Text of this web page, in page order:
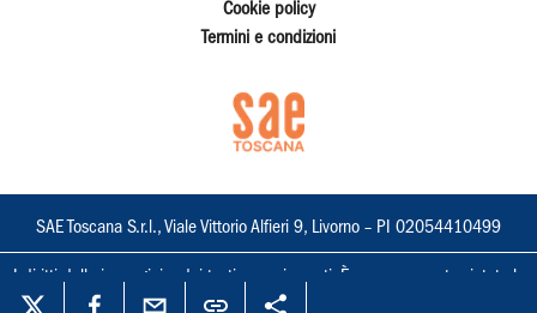
Cookie policy
Termini e condizioni
SAE Toscana S.r.l., Viale Vittorio Alfieri 9, Livorno – PI 02054410499
I diritti delle immagini e dei testi sono riservati. È espressamente vietata la
loro riproduzione con qualsiasi mezzo e l'adattamento totale o parziale.